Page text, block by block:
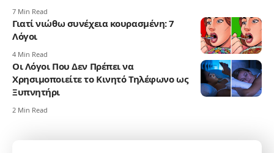
7 Min Read
Γιατί νιώθω συνέχεια κουρασμένη: 7
Λόγοι
4 Min Read
Οι Λόγοι Που Δεν Πρέπει να
Χρησιμοποιείτε το Κινητό Τηλέφωνο ως
Ξυπνητήρι
2 Min Read